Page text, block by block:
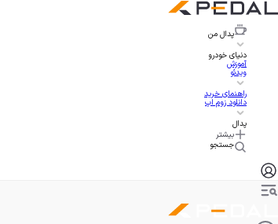
پدال من
دنیای خودرو
آموزش
ویدئو
راهنمای خرید
دانلود زوم اپ
پدال
بیشتر
جستجو